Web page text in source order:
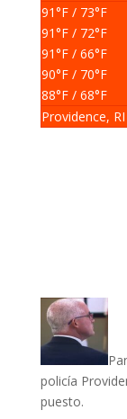
91°F/ 73°F
91°F/ 72°F
91°F/ 66°F
90°F/ 70°F
88°F/ 68°F
Providence, RI
policía
puesto.